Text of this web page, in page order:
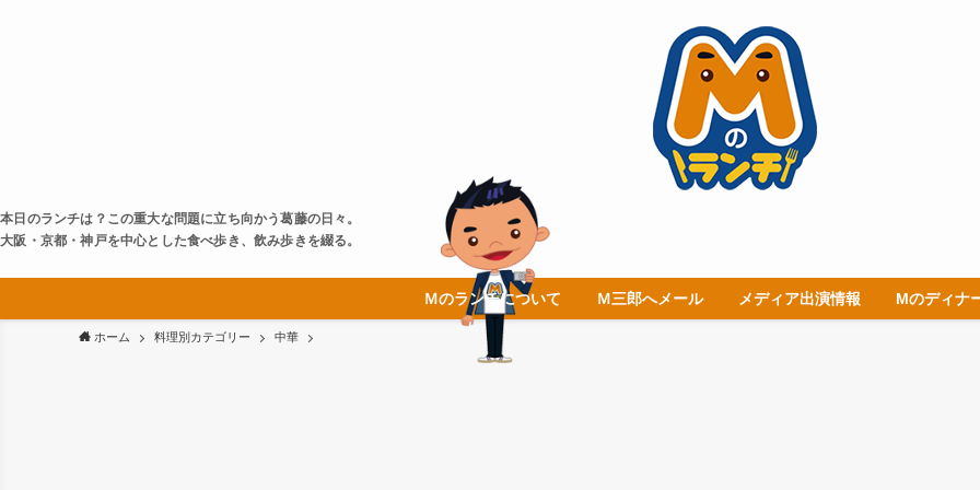
本日のランチは？この重大な問題に立ち向かう葛藤の日々。
大阪・京都・神戸を中心とした食べ歩き、飲み歩きを綴る。
Ｍのランチについて Ｍ三郎へメール メディア出演情報 Mのディナ
ホーム 料理別カテゴリー 中華